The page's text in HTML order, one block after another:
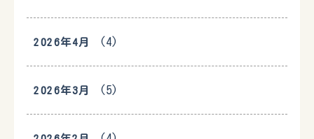
2026年4月 (4)
2026年3月 (5)